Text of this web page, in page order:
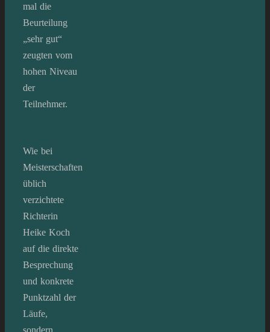
mal die
Beurteilung
„sehr gut“
zeugten vom
hohen Niveau
der
Teilnehmer.
Wie bei
Meisterschaften
üblich
verzichtete
Richterin
Heike Koch
auf die direkte
Besprechung
und konkrete
Punktzahl der
Läufe,
sondern